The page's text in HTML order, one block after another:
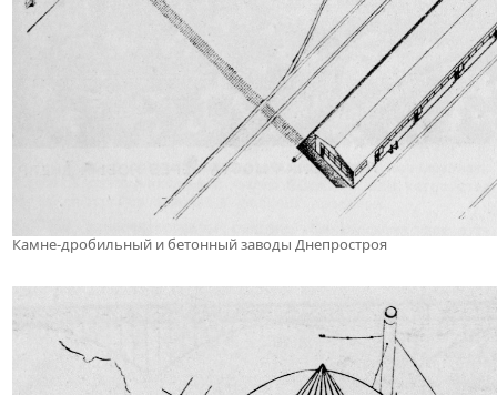
Камне-дробильный и бетонный заводы Днепростроя